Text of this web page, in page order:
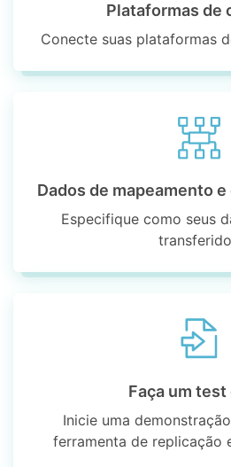
Plataformas de
Conecte suas plataformas
Dados de mapeamento
Especifique como seus
Faça um test
Inicie uma
ferramenta de replicação